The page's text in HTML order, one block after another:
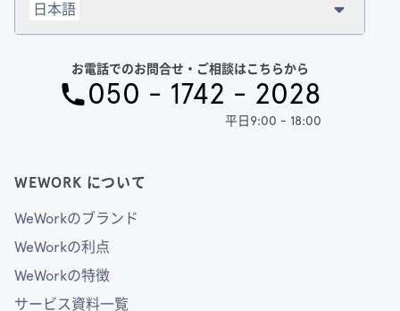
WEWORK について
WeWorkのブランド
WeWorkの利点
WeWorkの特徴
サービス資料一覧
お電話でのお問合せ・ご相談はこちらから
050 - 1742 - 2028
平日9:00 - 18:00
日本語